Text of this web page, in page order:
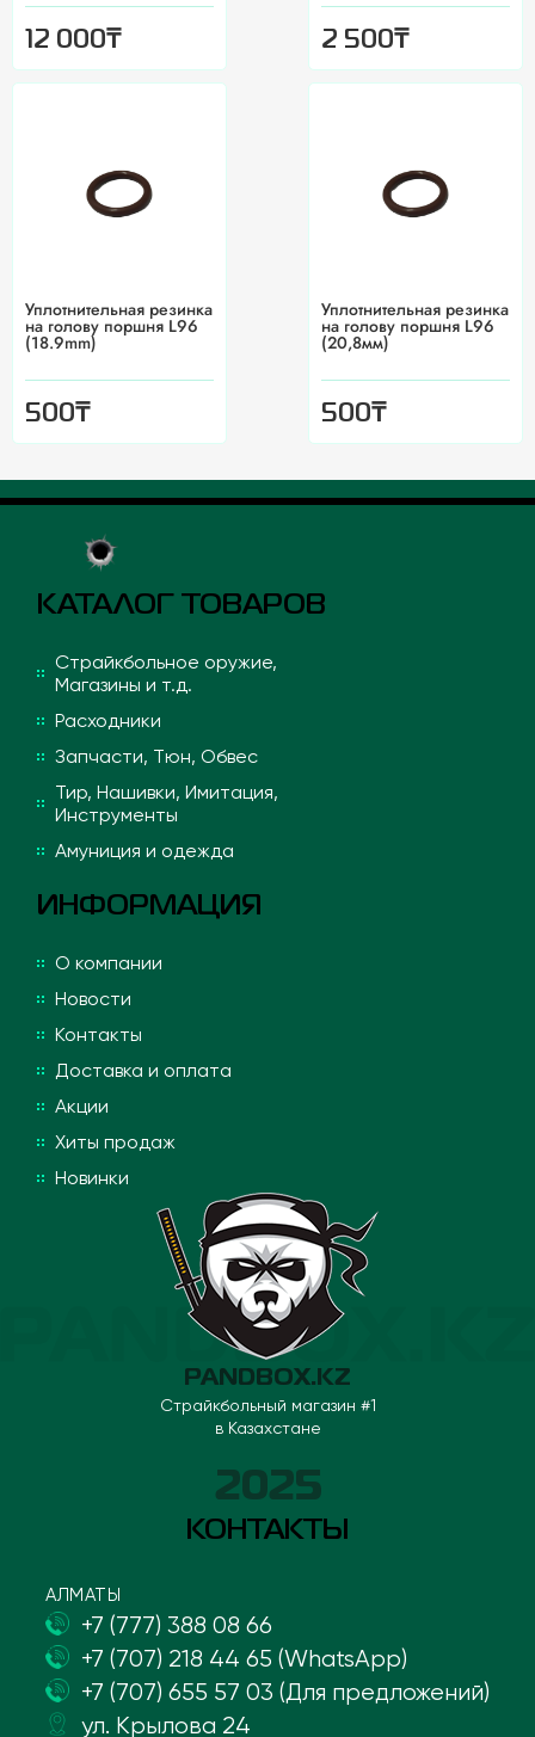
12 000₸ 2 500₸
Уплотнительная резинка
на голову поршня L96
(18.9mm)
500₸
Уплотнительная резинка
на голову поршня L96
(20,8мм)
500₸
КАТАЛОГ ТОВАРОВ
Страйкбольное оружие,
Магазины и т.д.
Расходники
Запчасти, Тюн, Обвес
Тир, Нашивки, Имитация,
Инструменты
Амуниция и одежда
ИНФОРМАЦИЯ
О компании
Новости
Контакты
Доставка и оплата
Акции
Хиты продаж
Новинки
PANDBOX.KZ
Страйкбольный магазин #1
в Казахстане
2025
КОНТАКТЫ
АЛМАТЫ
+7 (777) 388 08 66
+7 (707) 218 44 65 (WhatsApp)
+7 (707) 655 57 03 (Для предложений)
ул. Крылова 24